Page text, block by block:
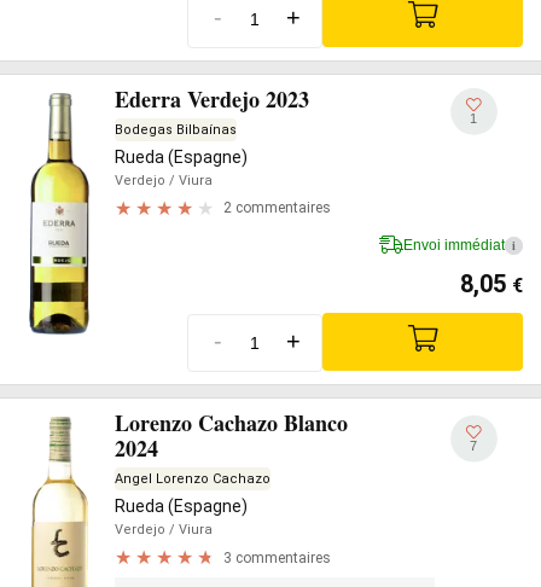
- +
Ederra Verdejo 2023
Bodegas Bilbaínas
Rueda (Espagne)
Verdejo / Viura
2 commentaires
1
Envoi immédiat i
8,05 €
- +
Lorenzo Cachazo Blanco
2024
Angel Lorenzo Cachazo
Rueda (Espagne)
Verdejo / Viura
3 commentaires
7